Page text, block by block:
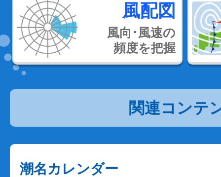
風配図
風向･風速の
頻度を把握
関連コンテ
潮名カレンダー